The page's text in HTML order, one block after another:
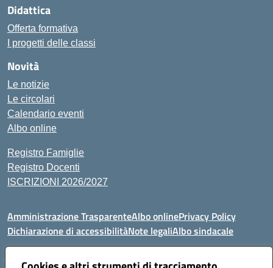
Didattica
Offerta formativa
I progetti delle classi
Novità
Le notizie
Le circolari
Calendario eventi
Albo online
Registro Famiglie
Registro Docenti
ISCRIZIONI 2026/2027
Amministrazione TrasparenteAlbo onlinePrivacy Policy
Dichiarazione di accessibilitàNote legaliAlbo sindacale